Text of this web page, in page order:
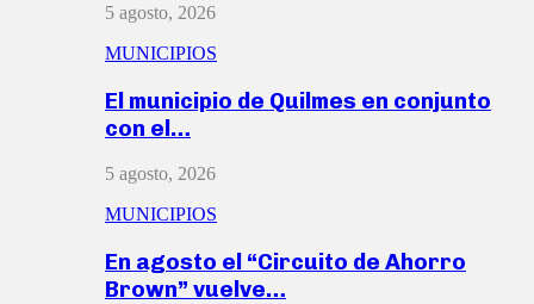
5 agosto, 2026
MUNICIPIOS
El municipio de Quilmes en conjunto
con el…
5 agosto, 2026
MUNICIPIOS
En agosto el “Circuito de Ahorro
Brown” vuelve…